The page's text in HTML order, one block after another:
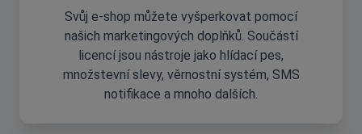
Svůj e-shop můžete vyšperkovat pomocí
našich marketingových doplňků. Součástí
licencí jsou nástroje jako hlídací pes,
množstevní slevy, věrnostní systém, SMS
notifikace a mnoho dalších.